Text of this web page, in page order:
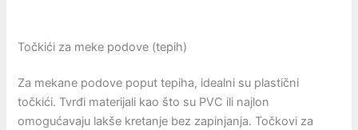
Točkići za meke podove (tepih)
Za mekane podove poput tepiha, idealni su plastični
točkići. Tvrđi materijali kao što su PVC ili najlon
omogućavaju lakše kretanje bez zapinjanja. Točkovi za